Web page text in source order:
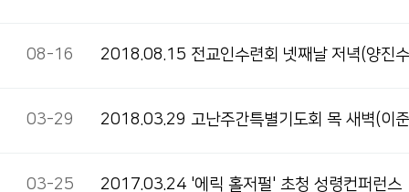
08-16 2018.08.15 전교인수련회 넷째날 저녁(양진
03-29 2018.03.29 고난주간특별기도회 목 새벽(이
03-25 2017.03.24 '에릭 홀저펄' 초청 성령컨퍼런스